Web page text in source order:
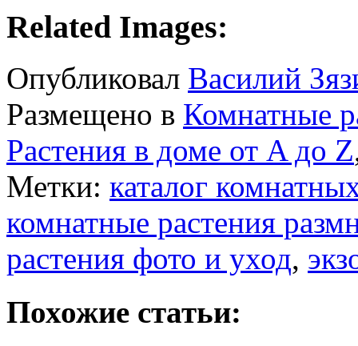
Related Images:
Опубликовал Василий
Размещено в Комнатные
Растения в доме от A до Z
Метки: каталог
комнатные растения
растения фото и уход,
Похожие статьи: